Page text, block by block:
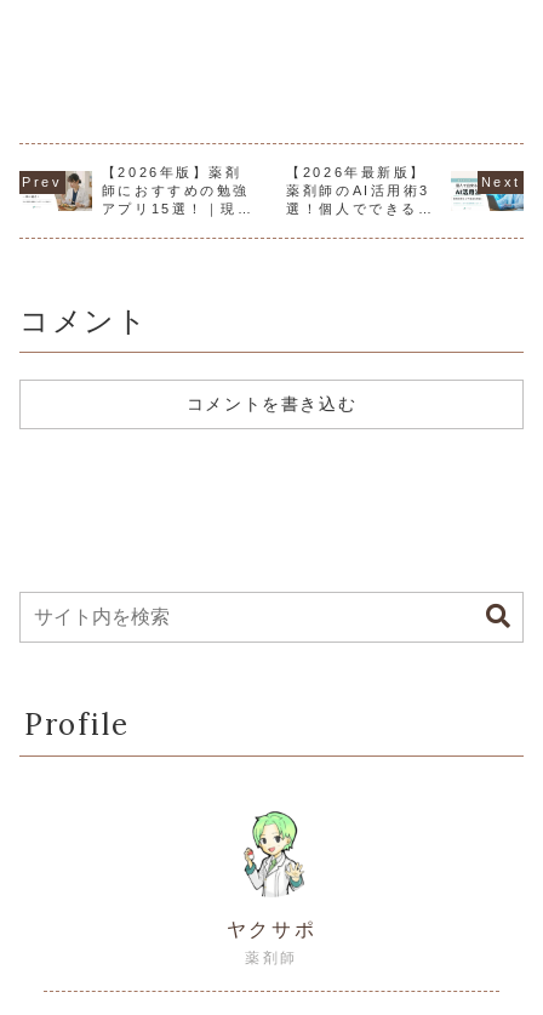
【2026年版】薬剤
師におすすめの勉強
アプリ15選！｜現役
【2026年最新版】
薬剤師のAI活用術3
選！個人でできる業
コメント
コメントを書き込む
Profile
ヤクサポ
薬剤師